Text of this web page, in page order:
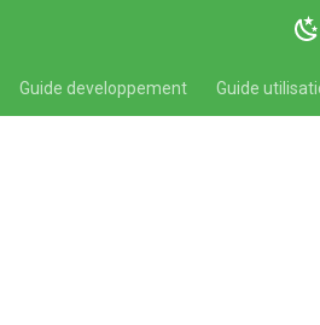
Guide developpement Guide